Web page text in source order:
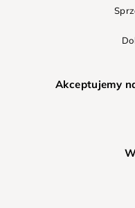
Akceptujemy